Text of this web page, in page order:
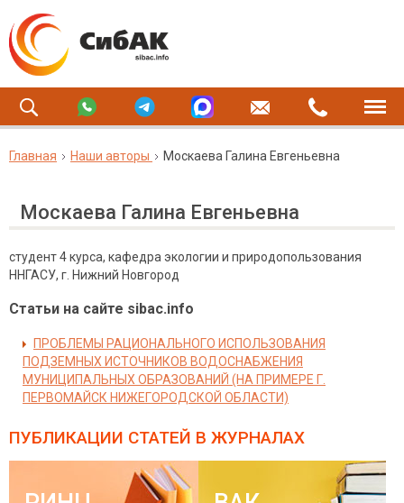
Главная Наши авторы Москаева Галина Евгеньевна
Москаева Галина Евгеньевна
студент 4 курса, кафедра экологии и природопользования
ННГАСУ, г. Нижний Новгород
Статьи на сайте sibac.info
ПРОБЛЕМЫ РАЦИОНАЛЬНОГО ИСПОЛЬЗОВАНИЯ
ПОДЗЕМНЫХ ИСТОЧНИКОВ ВОДОСНАБЖЕНИЯ
МУНИЦИПАЛЬНЫХ ОБРАЗОВАНИЙ (НА ПРИМЕРЕ Г.
ПЕРВОМАЙСК НИЖЕГОРОДСКОЙ ОБЛАСТИ)
ПУБЛИКАЦИИ СТАТЕЙ В ЖУРНАЛАХ